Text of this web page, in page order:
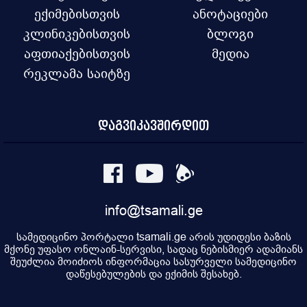
ექიმებისთვის
კლინიკებისთვის
აფთიაქებისთვის
რეკლამა საიტზე
ანოტაციები
ბლოგი
მედია
დაგვიკავშირდით
info@tsamali.ge
სამედიცინო პორტალი tsamali.ge არის უდიდესი ბაზის
მქონე უფასო ონლაინ-სერვისი, სადაც ნებისმიერ ადამიანს
შეუძლია მოიძიოს ინფორმაცია სასურველი სამედიცინო
დაწესებულების და ექიმის შესახებ.